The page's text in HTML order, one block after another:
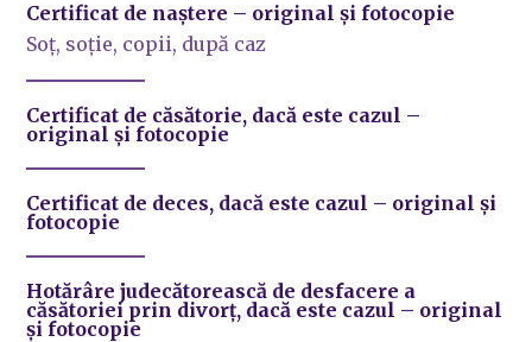
Certificat de naștere – original și fotocopie
Soț, soție, copii, după caz
Certificat de căsătorie, dacă este cazul –
original și fotocopie
Certificat de deces, dacă este cazul – original și
fotocopie
Hotărâre judecătorească de desfacere a
căsătoriei prin divorţ, dacă este cazul – original
și fotocopie